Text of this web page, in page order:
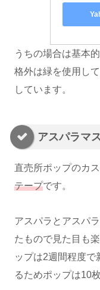
うちの場合は基本
格外は緑を使用し
しています。
アスパラマ
直売所ポップのカ
テープです。
アスパラとアスパ
たもので見た目も
ップは2週間程度で
るためポップは10